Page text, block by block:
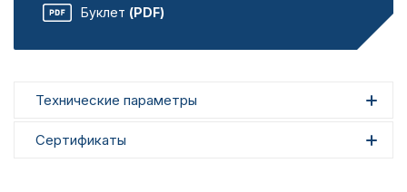
Буклет (PDF)
Технические параметры
Сертификаты